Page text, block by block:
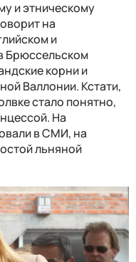
и этническому
на
и
Брюссельском
корни и
Валлонии. Кстати,
стало понятно,
На
в СМИ, на
льняной